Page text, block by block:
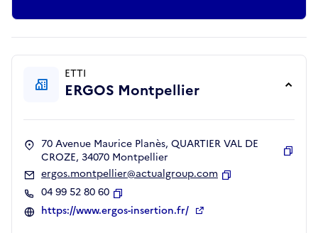
ETTI
ERGOS Montpellier
70 Avenue Maurice Planès, QUARTIER VAL DE
CROZE, 34070 Montpellier
ergos.montpellier@actualgroup.com
04 99 52 80 60
Copier
https://www.ergos-insertion.fr/